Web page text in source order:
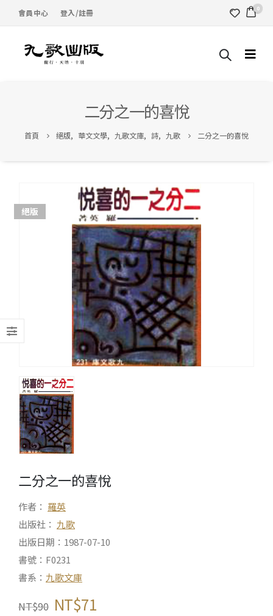
會員中心 登入/註冊 0
二分之一的喜悅
首頁 絕版, 華文文學, 九歌文庫, 詩, 九歌 二分之一的喜悅
絕版
二分之一的喜悅
作者： 羅英
出版社： 九歌
出版日期：1987-07-10
書號：F0231
書系： 九歌文庫
NT$90 NT$71